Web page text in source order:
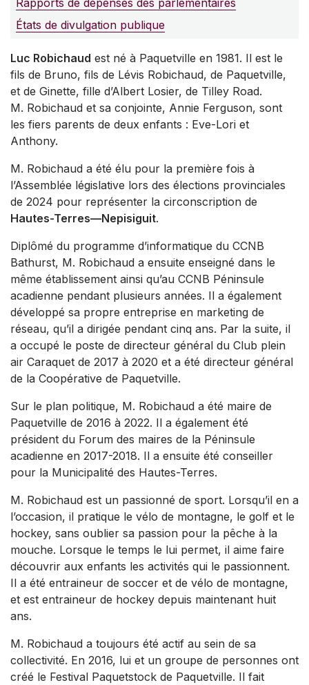
Rapports de dépenses des parlementaires
États de divulgation publique
Luc Robichaud est né à Paquetville en 1981. Il est le
fils de Bruno, fils de Lévis Robichaud, de Paquetville,
et de Ginette, fille d’Albert Losier, de Tilley Road.
M. Robichaud et sa conjointe, Annie Ferguson, sont
les fiers parents de deux enfants : Eve-Lori et
Anthony.
M. Robichaud a été élu pour la première fois à
l’Assemblée législative lors des élections provinciales
de 2024 pour représenter la circonscription de
Hautes-Terres—Nepisiguit.
Diplômé du programme d’informatique du CCNB
Bathurst, M. Robichaud a ensuite enseigné dans le
même établissement ainsi qu’au CCNB Péninsule
acadienne pendant plusieurs années. Il a également
développé sa propre entreprise en marketing de
réseau, qu’il a dirigée pendant cinq ans. Par la suite, il
a occupé le poste de directeur général du Club plein
air Caraquet de 2017 à 2020 et a été directeur général
de la Coopérative de Paquetville.
Sur le plan politique, M. Robichaud a été maire de
Paquetville de 2016 à 2022. Il a également été
président du Forum des maires de la Péninsule
acadienne en 2017-2018. Il a ensuite été conseiller
pour la Municipalité des Hautes-Terres.
M. Robichaud est un passionné de sport. Lorsqu’il en a
l’occasion, il pratique le vélo de montagne, le golf et le
hockey, sans oublier sa passion pour la pêche à la
mouche. Lorsque le temps le lui permet, il aime faire
découvrir aux enfants les activités qui le passionnent.
Il a été entraineur de soccer et de vélo de montagne,
et est entraineur de hockey depuis maintenant huit
ans.
M. Robichaud a toujours été actif au sein de sa
collectivité. En 2016, lui et un groupe de personnes ont
créé le Festival Paquetstock de Paquetville. Il fait